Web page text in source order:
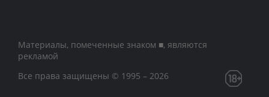
Материалы, помеченные знаком ■, являются
рекламой
Все права защищены © 1995 – 2026